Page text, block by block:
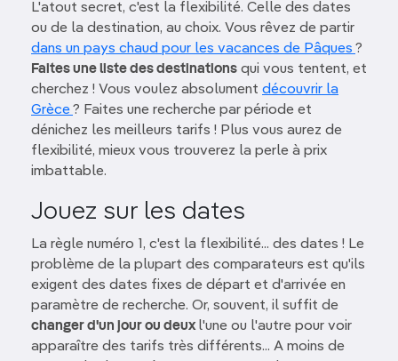
L'atout secret, c'est la flexibilité. Celle des dates
ou de la destination, au choix. Vous rêvez de partir
dans un pays chaud pour les vacances de Pâques ?
Faites une liste des destinations qui vous tentent, et
cherchez ! Vous voulez absolument découvrir la
Grèce? Faites une recherche par période et
dénichez les meilleurs tarifs ! Plus vous aurez de
flexibilité, mieux vous trouverez la perle à prix
imbattable.
Jouez sur les dates
La règle numéro 1, c'est la flexibilité... des dates ! Le
problème de la plupart des comparateurs est qu'ils
exigent des dates fixes de départ et d'arrivée en
paramètre de recherche. Or, souvent, il suffit de
changer d'un jour ou deuxl'une ou l'autre pour voir
apparaître des tarifs très différents... A moins de